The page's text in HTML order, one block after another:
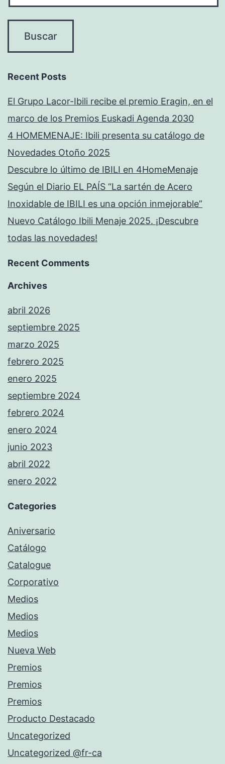
Recent Posts
El Grupo Lacor-Ibili recibe el premio Eragin, en el
marco de los Premios Euskadi Agenda 2030
4 HOMEMENAJE: Ibili presenta su catálogo de
Novedades Otoño 2025
Descubre lo último de IBILI en 4HomeMenaje
Según el Diario EL PAÍS “La sartén de Acero
Inoxidable de IBILI es una opción inmejorable”
Nuevo Catálogo Ibili Menaje 2025. ¡Descubre
todas las novedades!
Recent Comments
Archives
abril 2026
septiembre 2025
marzo 2025
febrero 2025
enero 2025
septiembre 2024
febrero 2024
enero 2024
junio 2023
abril 2022
enero 2022
Categories
Aniversario
Catálogo
Catalogue
Corporativo
Medios
Medios
Medios
Nueva Web
Premios
Premios
Premios
Producto Destacado
Uncategorized
Uncategorized @fr-ca